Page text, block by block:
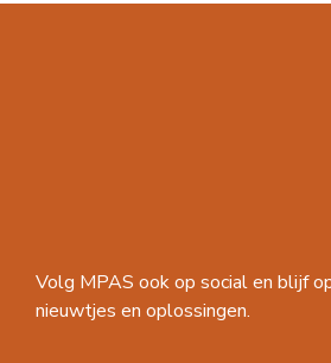
Volg MPAS ook op social en blijf
nieuwtjes en oplossingen.